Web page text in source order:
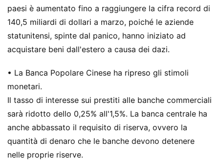
paesi è aumentato fino a raggiungere la cifra record di
140,5 miliardi di dollari a marzo, poiché le aziende
statunitensi, spinte dal panico, hanno iniziato ad
acquistare beni dall'estero a causa dei dazi.
• La Banca Popolare Cinese ha ripreso gli stimoli
monetari.
Il tasso di interesse sui prestiti alle banche commerciali
sarà ridotto dello 0,25% all'1,5%. La banca centrale ha
anche abbassato il requisito di riserva, ovvero la
quantità di denaro che le banche devono detenere
nelle proprie riserve.